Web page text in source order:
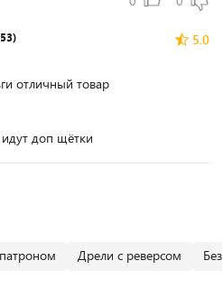
5.0
отличный товар
доп щётки
Дрели с реверсом